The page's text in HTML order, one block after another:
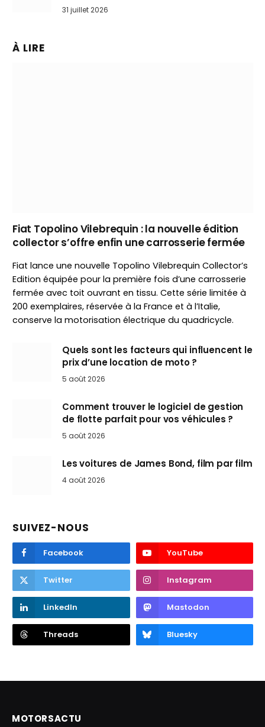
31 juillet 2026
À LIRE
Fiat Topolino Vilebrequin : la nouvelle édition
collector s’offre enfin une carrosserie fermée
Fiat lance une nouvelle Topolino Vilebrequin Collector’s
Edition équipée pour la première fois d’une carrosserie
fermée avec toit ouvrant en tissu. Cette série limitée à
200 exemplaires, réservée à la France et à l’Italie,
conserve la motorisation électrique du quadricycle.
Quels sont les facteurs qui influencent le
prix d’une location de moto ?
5 août 2026
Comment trouver le logiciel de gestion
de flotte parfait pour vos véhicules ?
5 août 2026
Les voitures de James Bond, film par film
4 août 2026
SUIVEZ-NOUS
Facebook YouTube
Twitter Instagram
LinkedIn Mastodon
Threads Bluesky
MOTORSACTU